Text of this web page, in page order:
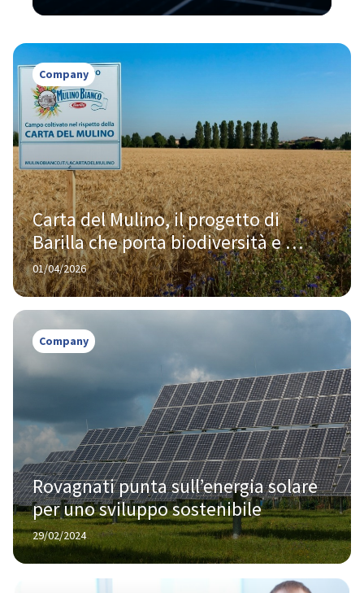
Company
Carta del Mulino, il progetto di
Barilla che porta biodiversità e
trasparenza nella filiera del grano
tenero
01/04/2026
Company
Rovagnati punta sull’energia solare
per uno sviluppo sostenibile
29/02/2024